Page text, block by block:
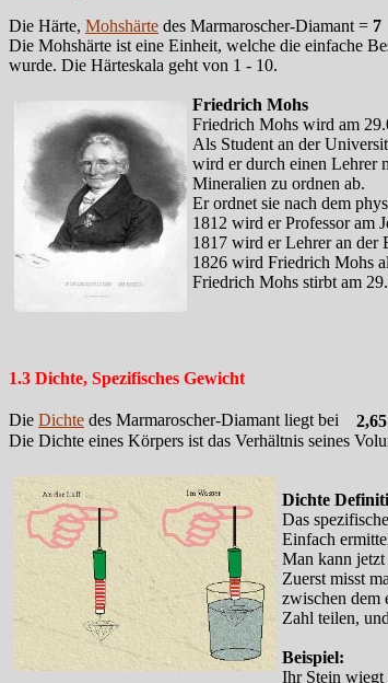
Die Härte, Mohshärte des Marmaroscher-Diamant = 7
Die Mohshärte ist eine Einheit, welche die einfache
wurde. Die Härteskala geht von 1 - 10.
Friedrich Mohs
Friedrich Mohs wird am
Als Student an der
wird er durch einen Lehrer
Mineralien zu ordnen ab.
Er ordnet sie nach dem
1812 wird er Professor am
1817 wird er Lehrer an der
1826 wird Friedrich Mohs
Friedrich Mohs stirbt am
1.3 Dichte, Spezifisches Gewicht
Die Dichte des Marmaroscher-Diamant liegt bei
Die Dichte eines Körpers ist das Verhältnis seines
Dichte
Das
Einfach
Man kann
Zuerst misst
zwischen dem
Zahl teilen,
Beispiel:
Ihr Stein wiegt